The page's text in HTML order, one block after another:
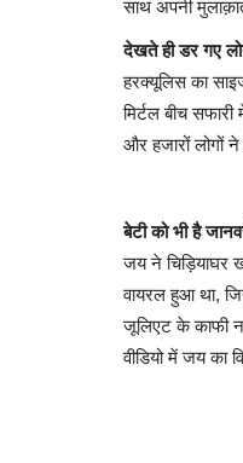
साथ अपनी
देखते ही डर गए
हरक्यूलिस का
मिर्टल बीच
और हजारों लोगों
बेटी को भी है
जय ने चिड़ियाघर
वायरल हुआ था,
जूलिएट के काफी
वीडियो में जय का